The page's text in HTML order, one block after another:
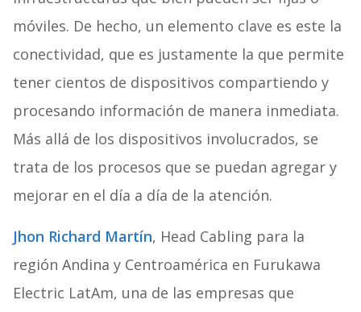
móviles. De hecho, un elemento clave es este la
conectividad, que es justamente la que permite
tener cientos de dispositivos compartiendo y
procesando información de manera inmediata.
Más allá de los dispositivos involucrados, se
trata de los procesos que se puedan agregar y
mejorar en el día a día de la atención.
Jhon Richard Martín, Head Cabling para la
región Andina y Centroamérica en Furukawa
Electric LatAm, una de las empresas que